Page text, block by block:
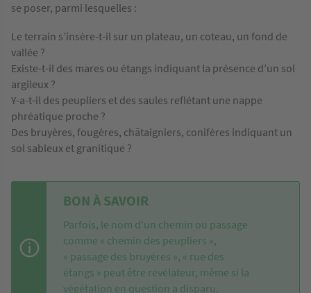
se poser, parmi lesquelles :
Le terrain s’insère-t-il sur un plateau, un coteau, un fond de
vallée ?
Existe-t-il des mares ou étangs indiquant la présence d’un sol
argileux ?
Y-a-t-il des peupliers et des saules reflétant une nappe
phréatique proche ?
Des bruyères, fougères, châtaigniers, conifères indiquant un
sol sableux et granitique ?
BON À SAVOIR
Parfois, le nom d'un chemin ou passage
comme « chemin des peupliers »,
« passage des bruyères », « rue des
étangs » peut être révélateur, même si la
végétation en question a disparu.